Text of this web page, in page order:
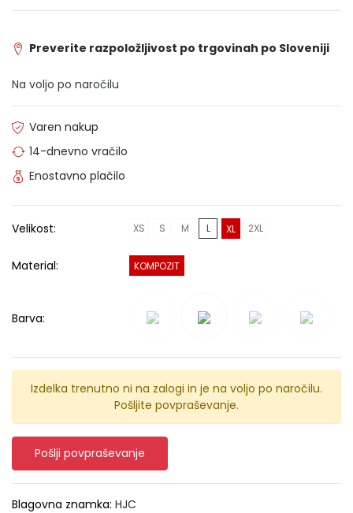
Preverite razpoložljivost po trgovinah po Sloveniji
Na voljo po naročilu
Varen nakup
14-dnevno vračilo
Enostavno plačilo
Velikost: XS S M L XL 2XL
Material: KOMPOZIT
Barva:
Izdelka trenutno ni na zalogi in je na voljo po naročilu.
Pošljite povpraševanje.
Pošlji povpraševanje
Blagovna znamka: HJC